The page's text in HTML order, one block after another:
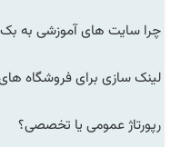
چرا سایت های آموزشی به بک
لینک سازی برای فروشگاه های
رپورتاژ عمومی یا تخصصی؟